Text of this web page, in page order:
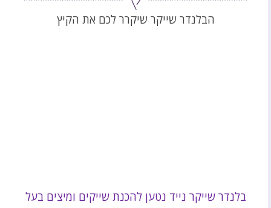
הבלנדר שייקר שיקרר לכם את הקיץ
בלנדר שייקר נייד נטען להכנת שייקים ומיצים בעל